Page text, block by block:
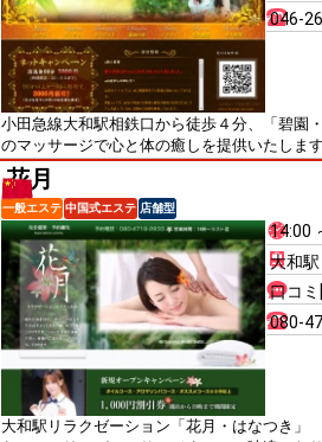
046-
小田急線大和駅相鉄口から徒歩４分、「碧園
のマッサージで心と体の癒しを提供いたします
花月
一般エステ 中国式エステ 店舗型
14:00
大和駅
口コミ
080-
大和駅リラクゼーション「花月・はなつき